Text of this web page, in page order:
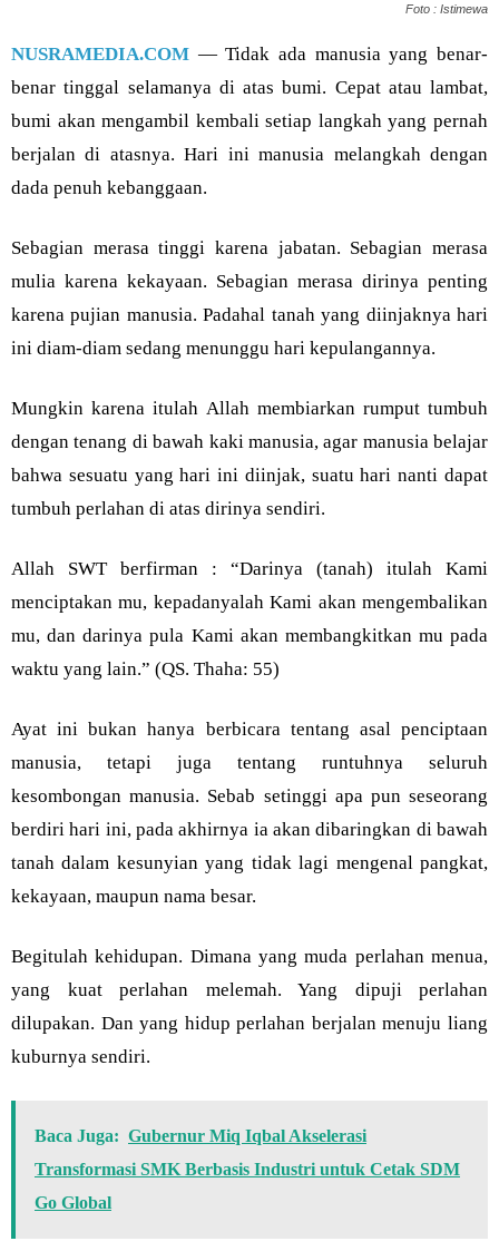
Foto : Istimewa
NUSRAMEDIA.COM — Tidak ada manusia yang benar-
benar tinggal selamanya di atas bumi. Cepat atau lambat,
bumi akan mengambil kembali setiap langkah yang pernah
berjalan di atasnya. Hari ini manusia melangkah dengan
dada penuh kebanggaan.
Sebagian merasa tinggi karena jabatan. Sebagian merasa
mulia karena kekayaan. Sebagian merasa dirinya penting
karena pujian manusia. Padahal tanah yang diinjaknya hari
ini diam-diam sedang menunggu hari kepulangannya.
Mungkin karena itulah Allah membiarkan rumput tumbuh
dengan tenang di bawah kaki manusia, agar manusia belajar
bahwa sesuatu yang hari ini diinjak, suatu hari nanti dapat
tumbuh perlahan di atas dirinya sendiri.
Allah SWT berfirman : “Darinya (tanah) itulah Kami
menciptakan mu, kepadanyalah Kami akan mengembalikan
mu, dan darinya pula Kami akan membangkitkan mu pada
waktu yang lain.” (QS. Thaha: 55)
Ayat ini bukan hanya berbicara tentang asal penciptaan
manusia, tetapi juga tentang runtuhnya seluruh
kesombongan manusia. Sebab setinggi apa pun seseorang
berdiri hari ini, pada akhirnya ia akan dibaringkan di bawah
tanah dalam kesunyian yang tidak lagi mengenal pangkat,
kekayaan, maupun nama besar.
Begitulah kehidupan. Dimana yang muda perlahan menua,
yang kuat perlahan melemah. Yang dipuji perlahan
dilupakan. Dan yang hidup perlahan berjalan menuju liang
kuburnya sendiri.
Baca Juga: Gubernur Miq Iqbal Akselerasi
Transformasi SMK Berbasis Industri untuk Cetak SDM
Go Global